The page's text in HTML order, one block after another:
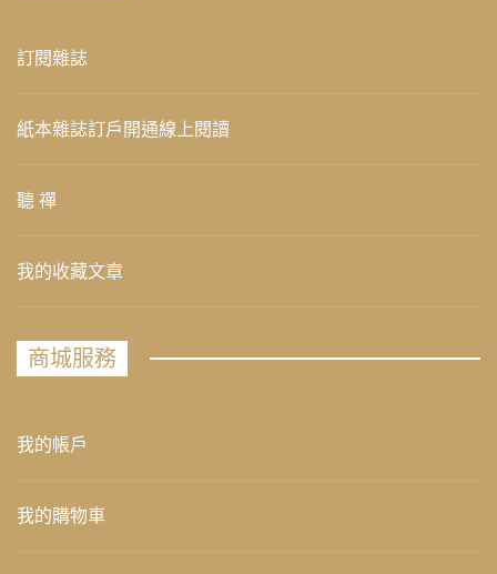
訂閱雜誌
紙本雜誌訂戶開通線上閱讀
聽 禪
我的收藏文章
商城服務
我的帳戶
我的購物車